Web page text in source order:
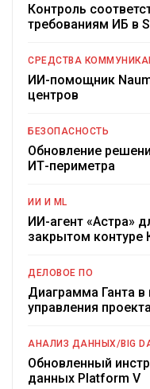
Контроль
требованиям ИБ в
СРЕДСТВА
ИИ-помощник
центров
БЕЗОПАСНОСТЬ
Обновление
ИТ-периметра
ИИ И ML
ИИ-агент «Астра»
закрытом контуре
ДЕЛОВОЕ ПО
Диаграмма Ганта
управления
АНАЛИЗ ДАННЫХ/BIG
Обновленный
данных Platform V